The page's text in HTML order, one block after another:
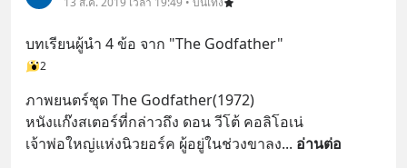
บทเรียนผู้นำ 4 ข้อ จาก "The Godfather"
2
ภาพยนตร์ชุด The Godfather(1972)
หนังแก๊งสเตอร์ที่กล่าวถึง ดอน วีโต้ คอลิโอเน่
เจ้าพ่อใหญ่แห่งนิวยอร์ค ผู้อยู่ในช่วงขาลง... อ่านต่อ